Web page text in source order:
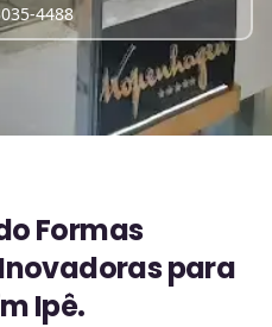
4488
Formas
para
Ipê.